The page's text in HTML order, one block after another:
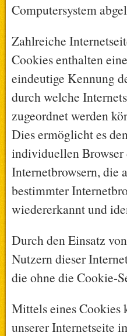
Computersystem
Zahlreiche
Cookies enthalten
eindeutige Kennung
durch welche
zugeordnet werden
Dies ermöglicht es
individuellen Browser
Internetbrowsern, die
bestimmter
wiedererkannt und
Durch den Einsatz
Nutzern dieser
die ohne die Cookie-
Mittels eines Cookies
unserer Internetseite